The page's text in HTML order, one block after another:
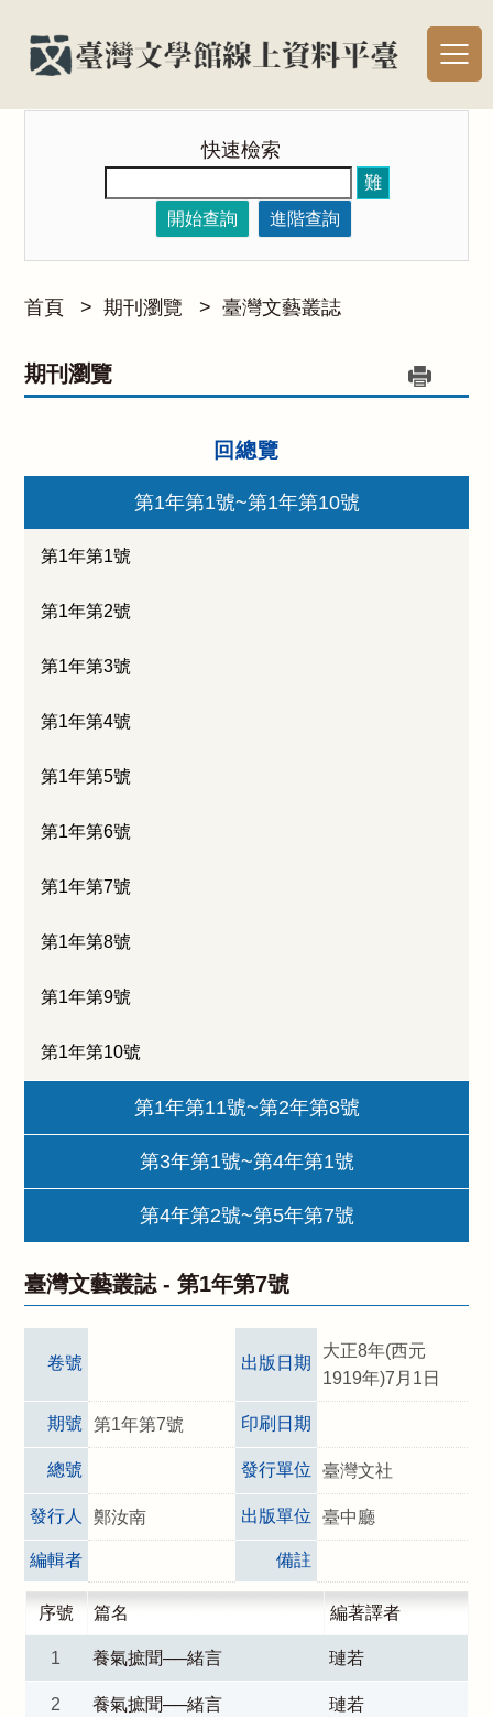
快速檢索
難
開始查詢
進階查詢
首頁 > 期刊瀏覽 > 臺灣文藝叢誌
期刊瀏覽
回總覽
第1年第1號~第1年第10號
第1年第1號
第1年第2號
第1年第3號
第1年第4號
第1年第5號
第1年第6號
第1年第7號
第1年第8號
第1年第9號
第1年第10號
第1年第11號~第2年第8號
第3年第1號~第4年第1號
第4年第2號~第5年第7號
臺灣文藝叢誌 -第1年第7號
卷號 出版日期
大正8年(西元
1919年)7月1日
期號 第1年第7號 印刷日期
總號 發行單位 臺灣文社
發行人 鄭汝南 出版單位 臺中廳
編輯者 備註
序號 篇名 編著譯者
1 養氣摭聞──緒言 璉若
2 養氣摭聞──緒言 璉若